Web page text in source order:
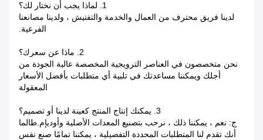
1. لماذا يجب أن نختار لك؟
لدينا فريق محترف من العمال والخدمة والتفتيش ، ولدينا مصانعنا
الفرعية.
2. ماذا عن سعرك؟
نحن متخصصون في العناصر الترويجية المخصصة عالية الجودة من
أجلك ويمكننا مساعدتك في تلبية أي متطلبات بأفضل الأسعار
المعقولة
3. يمكنك إنتاج المنتج كعينة لدينا أو تصميم؟
ج: نعم ، يمكننا ذلك ، نرحب بتصنيع المعدات الأصلية وأوديإم.طالما
أنك تقدم لنا المتطلبات المحددة التفصيلية ، يمكننا تمامًا صنع نفس